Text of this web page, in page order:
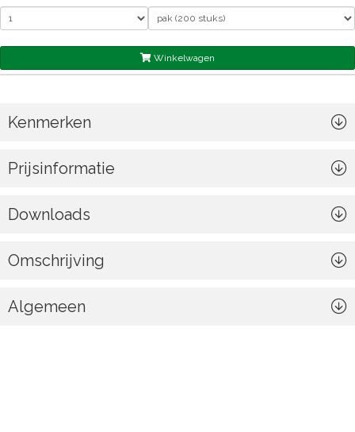
Winkelwagen
Kenmerken
Prijsinformatie
Downloads
Omschrijving
Algemeen